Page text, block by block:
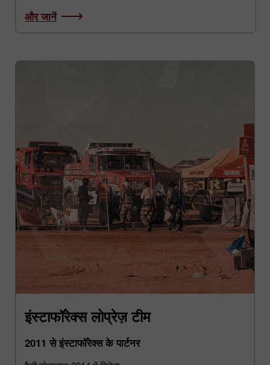
और जानें
इंस्टाफॉरेक्स लोप्रेज़ टीम
2011 से इंस्टाफॉरेक्स के पार्टनर